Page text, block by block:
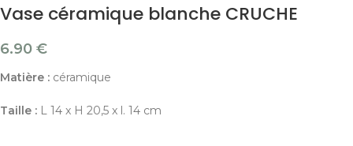
Vase céramique blanche CRUCHE
6.90 €
Matière : céramique
Taille : L 14 x H 20,5 x l. 14 cm